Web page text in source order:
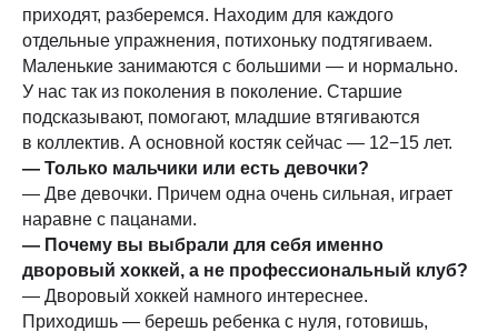
приходят, разберемся. Находим для каждого
отдельные упражнения, потихоньку подтягиваем.
Маленькие занимаются с большими — и нормально.
У нас так из поколения в поколение. Старшие
подсказывают, помогают, младшие втягиваются
в коллектив. А основной костяк сейчас — 12−15 лет.
— Только мальчики или есть девочки?
— Две девочки. Причем одна очень сильная, играет
наравне с пацанами.
— Почему вы выбрали для себя именно
дворовый хоккей, а не профессиональный клуб?
— Дворовый хоккей намного интереснее.
Приходишь — берешь ребенка с нуля, готовишь,